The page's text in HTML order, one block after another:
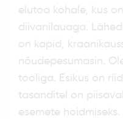
elutoa kohale, kus
diivanilauaga.
on kapid,
nõudepesumasin.
tooliga. Esikus on
tasanditel on
esemete